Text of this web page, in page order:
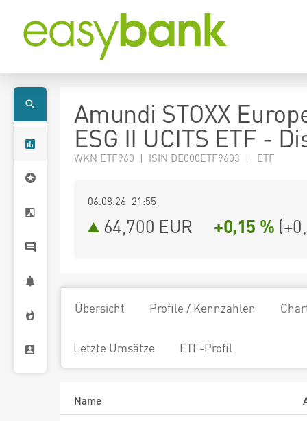
Amundi STOXX
ESG II UCITS ETF -
WKN ETF960 | ISIN DE000ETF9603 | ETF
06.08.26 21:55
64,700 EUR +0,15 % (
Übersicht Profile / Kennzahlen
Letzte Umsätze ETF-Profil
Name